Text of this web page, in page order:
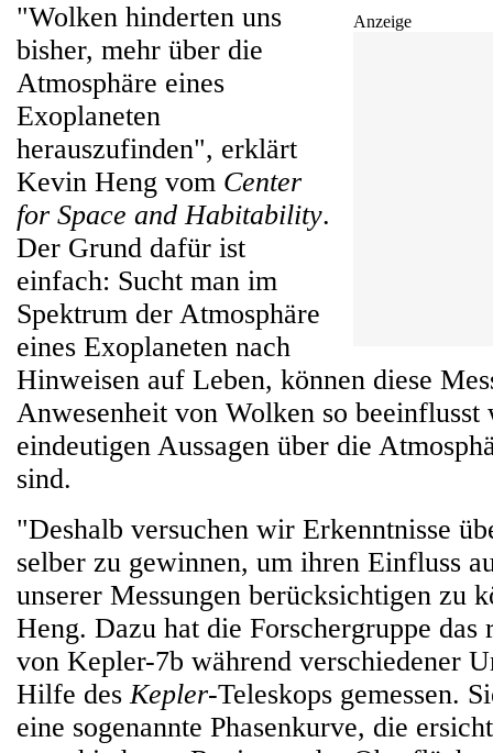
Anzeige
"Wolken hinderten uns
bisher, mehr über die
Atmosphäre eines
Exoplaneten
herauszufinden", erklärt
Kevin Heng vom Center
for Space and Habitability.
Der Grund dafür ist
einfach: Sucht man im
Spektrum der Atmosphäre
eines Exoplaneten nach
Hinweisen auf Leben, können diese
Anwesenheit von Wolken so beeinflusst
eindeutigen Aussagen über die
sind.
"Deshalb versuchen wir Erkenntnisse
selber zu gewinnen, um ihren Einfluss
unserer Messungen berücksichtigen zu
Heng. Dazu hat die Forschergruppe
von Kepler-7b während verschiedener
Hilfe desKepler-Teleskops gemessen.
eine sogenannte Phasenkurve, die